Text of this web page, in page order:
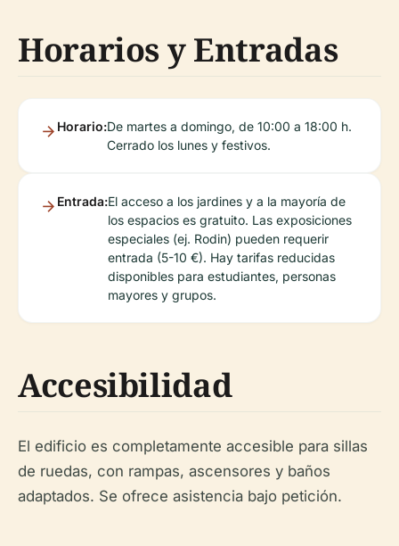
Horarios y Entradas
Horario:De martes a domingo, de 10:00 a 18:00 h.
Cerrado los lunes y festivos.
Entrada:El acceso a los jardines y a la mayoría de
los espacios es gratuito. Las exposiciones
especiales (ej. Rodin) pueden requerir
entrada (5-10 €). Hay tarifas reducidas
disponibles para estudiantes, personas
mayores y grupos.
Accesibilidad
El edificio es completamente accesible para sillas
de ruedas, con rampas, ascensores y baños
adaptados. Se ofrece asistencia bajo petición.